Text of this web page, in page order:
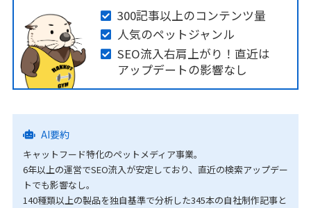
300記事以上のコンテンツ量
人気のペットジャンル
SEO流入右肩上がり！直近は
アップデートの影響なし
AI要約
キャットフード特化のペットメディア事業。
6年以上の運営でSEO流入が安定しており、直近の検索アップデー
トでも影響なし。
140種類以上の製品を独自基準で分析した345本の自社制作記事と